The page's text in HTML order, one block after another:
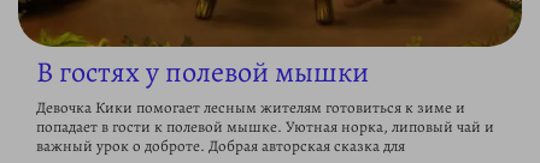
В гостях у полевой мышки
Девочка Кики помогает лесным жителям готовиться к зиме и
попадает в гости к полевой мышке. Уютная норка, липовый чай и
важный урок о доброте. Добрая авторская сказка для